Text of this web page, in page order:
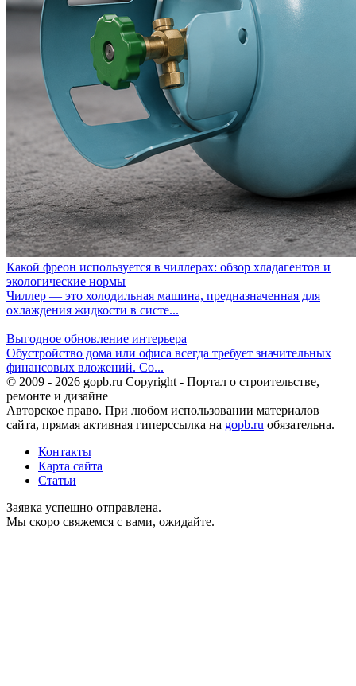
Какой фреон используется в чиллерах: обзор хладагентов и
экологические нормы
Чиллер — это холодильная машина, предназначенная для
охлаждения жидкости в систе...
Выгодное обновление интерьера
Обустройство дома или офиса всегда требует значительных
финансовых вложений. Со...
© 2009 - 2026 gopb.ru Copyright - Портал о строительстве,
ремонте и дизайне
Авторское право. При любом использовании материалов
сайта, прямая активная гиперссылка на gopb.ru обязательна.
Контакты
Карта сайта
Статьи
Заявка успешно отправлена.
Мы скоро свяжемся с вами, ожидайте.